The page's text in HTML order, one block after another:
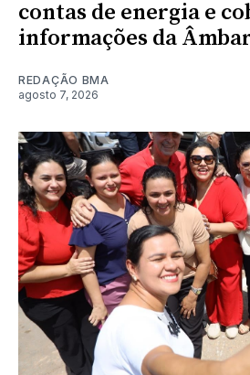
contas de energia e
informações da
REDAÇÃO BMA
agosto 7, 2026